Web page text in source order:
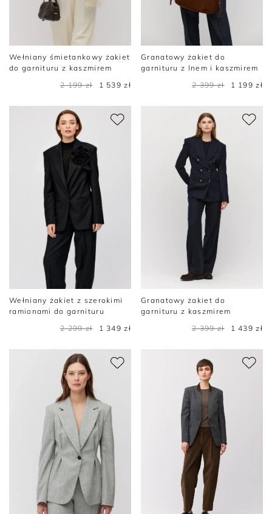
Wełniany śmietankowy żakiet
do garnituru z kaszmirem
2 199 zł
1 539 zł
Granatowy żakiet do
garnituru z lnem i kaszmirem
2 399 zł
1 199 zł
Wełniany żakiet z szerokimi
ramionami do garnituru
2 299 zł
1 349 zł
Granatowy żakiet do
garnituru z kaszmirem
2 399 zł
1 439 zł